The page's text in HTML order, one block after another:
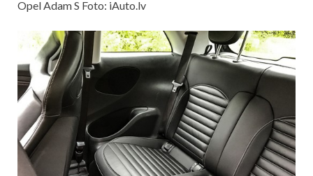
Opel Adam S Foto: iAuto.lv